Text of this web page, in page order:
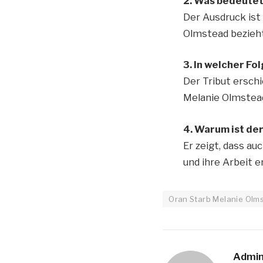
Der Ausdruck
Olmstead
3. In welcher
Der Tribut
Melanie
4. Warum ist
Er zeigt, dass
und ihre Arbeit
Oran Starb Melanie